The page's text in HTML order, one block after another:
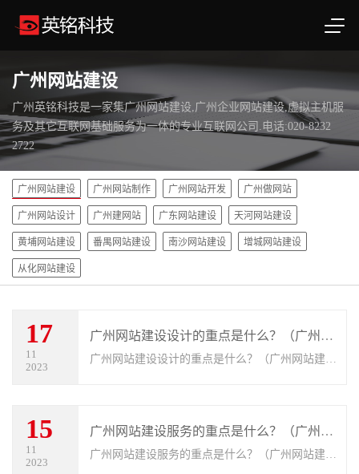
广州网站建设
广州英铭科技是一家集广州网站建设,广州企业网站建设,虚拟主机服
务及其它互联网基础服务为一体的专业互联网公司.电话:020-8232
2722
广州网站建设 广州网站制作 广州网站开发 广州做网站
广州网站设计 广州建网站 广东网站建设 天河网站建设
黄埔网站建设 番禺网站建设 南沙网站建设 增城网站建设
从化网站建设
17
11
2023
广州网站建设设计的重点是什么？（广州网站建设设计的5个难点
广州网站建设设计的重点是什么？（广州网站建设
15
11
2023
广州网站建设服务的重点是什么？（广州网站建设服务的4个要点）
广州网站建设服务的重点是什么？（广州网站建设